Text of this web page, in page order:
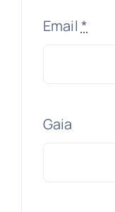
Email *
Gaia